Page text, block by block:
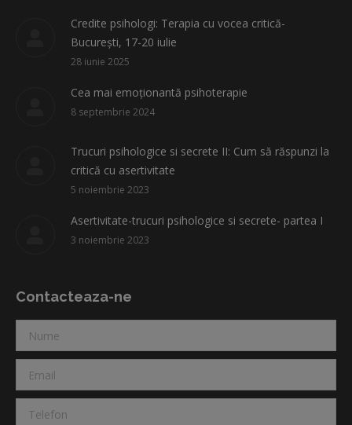
window
new
window
new
window
new
window
Credite psihologi: Terapia cu vocea critică-
București, 17-20 iulie
28 iunie 2025
Cea mai emoționantă psihoterapie
8 septembrie 2024
Trucuri psihologice si secrete II: Cum să răspunzi la
critică cu asertivitate
5 noiembrie 2023
Asertivitate-trucuri psihologice si secrete- partea I
3 noiembrie 2023
Contacteaza-ne